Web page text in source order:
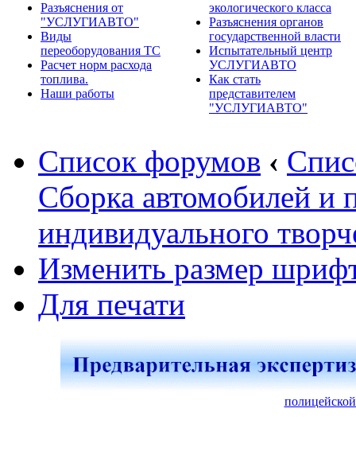
Разъяснения от
"УСЛУГИАВТО"
Виды
переоборудования ТС
Расчет норм расхода
топлива.
Наши работы
экологического класса
Разъяснения органов
государственной власти
Испытательный центр
УСЛУГИАВТО
Как стать
представителем
"УСЛУГИАВТО"
Список форумов ‹
Сборка автомобилей и
индивидуального
Изменить размер
Для печати